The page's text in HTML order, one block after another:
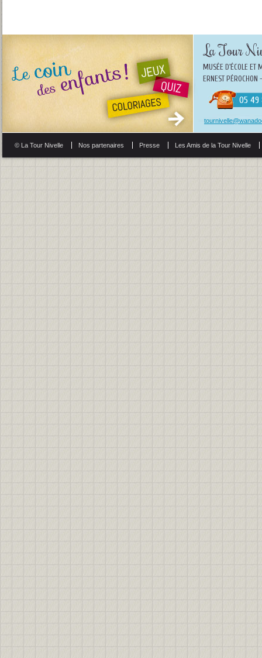
La Tour
MUSÉE D'ÉCOLE ET
ERNEST
05 49
© La Tour Nivelle Nos partenaires Presse Les Amis de la Tour Nivelle